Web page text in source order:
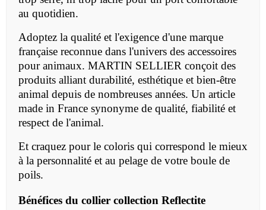
au quotidien.
Adoptez la qualité et l'exigence d'une marque
française reconnue dans l'univers des accessoires
pour animaux. MARTIN SELLIER conçoit des
produits alliant durabilité, esthétique et bien-être
animal depuis de nombreuses années. Un article
made in France synonyme de qualité, fiabilité et
respect de l'animal.
Et craquez pour le coloris qui correspond le mieux
à la personnalité et au pelage de votre boule de
poils.
Bénéfices du collier collection Reflectite